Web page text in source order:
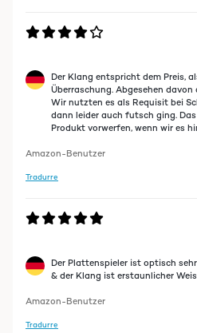
Der Klang entspricht dem Preis,
Überraschung. Abgesehen
Wir nutzten es als Requisit bei
dann leider auch futsch ging.
Produkt vorwerfen, wenn wir es
Amazon-Benutzer
Tradurre
Der Plattenspieler ist optisch
& der Klang ist erstaunlicher
Amazon-Benutzer
Tradurre